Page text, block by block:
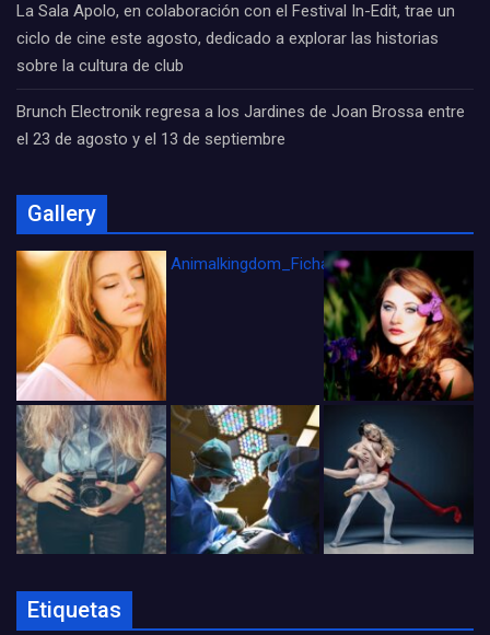
La Sala Apolo, en colaboración con el Festival In-Edit, trae un
ciclo de cine este agosto, dedicado a explorar las historias
sobre la cultura de club
Brunch Electronik regresa a los Jardines de Joan Brossa entre
el 23 de agosto y el 13 de septiembre
Gallery
Animalkingdom_FichaCine
Etiquetas